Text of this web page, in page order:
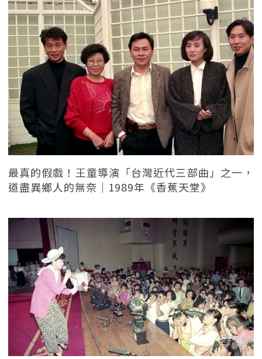
最真的假戲！王童導演「台灣近代三部曲」之一，
道盡異鄉人的無奈｜1989年《香蕉天堂》